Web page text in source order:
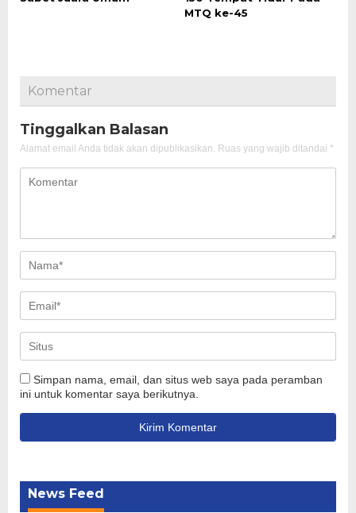
MTQ ke-45
Komentar
Tinggalkan Balasan
Alamat email Anda tidak akan dipublikasikan. Ruas yang wajib ditandai *
Simpan nama, email, dan situs web saya pada peramban
ini untuk komentar saya berikutnya.
News Feed